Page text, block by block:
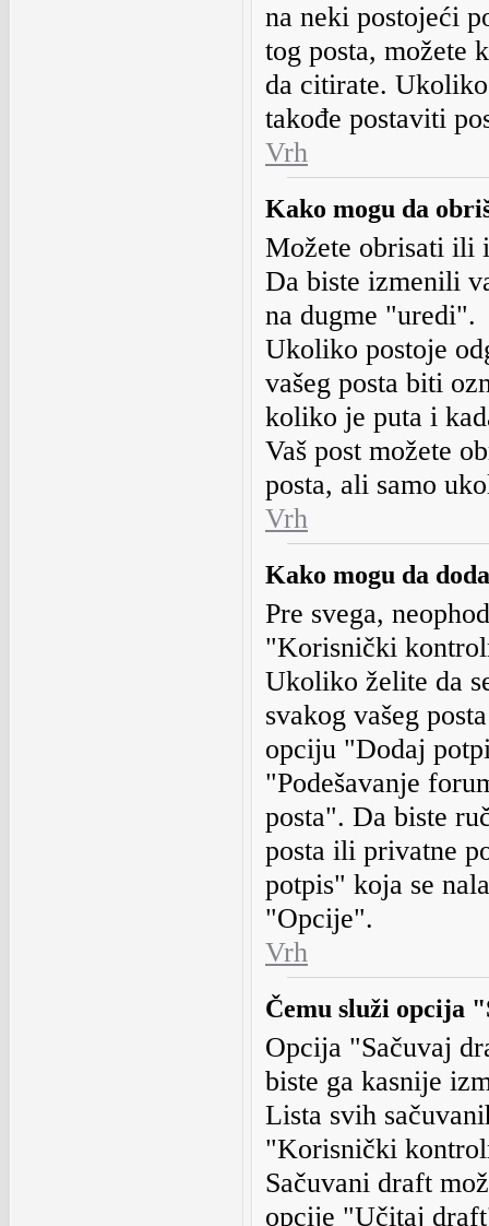
na neki postojeći
tog posta,
da citirate.
takođe postaviti
Vrh
Kako mogu da
Možete obrisati ili
Da biste izmenili
na dugme "uredi".
Ukoliko postoje
vašeg posta biti
koliko je puta i
Vaš post možete
posta, ali samo
Vrh
Kako mogu da
Pre svega,
"Korisnički
Ukoliko želite da
svakog vašeg
opciju "Dodaj
"Podešavanje
posta". Da biste
posta ili privatne
potpis" koja se
"Opcije".
Vrh
Čemu služi opcija
Opcija "Sačuvaj
biste ga kasnije
Lista svih
"Korisnički
Sačuvani draft
opcije "Učitaj